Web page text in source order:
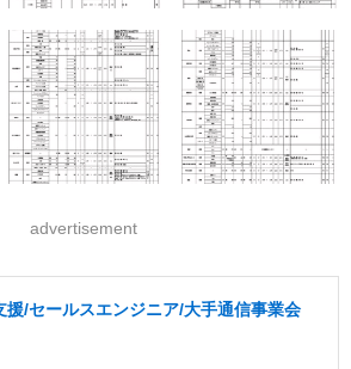
advertisement
援/セールスエンジニア/大手通信事業会